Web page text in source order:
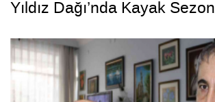
Yıldız Dağı’nda Kayak